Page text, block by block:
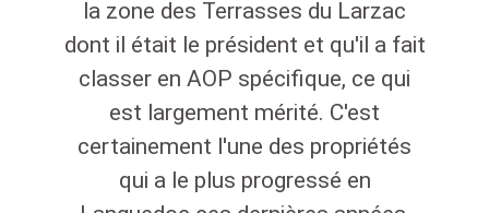
la zone des Terrasses du Larzac
dont il était le président et qu'il a fait
classer en AOP spécifique, ce qui
est largement mérité. C'est
certainement l'une des propriétés
qui a le plus progressé en